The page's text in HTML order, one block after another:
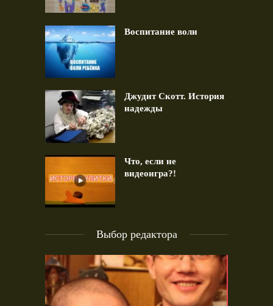
Воспитание воли
Джудит Скотт. История
надежды
Что, если не
видеоигра?!
Выбор редактора